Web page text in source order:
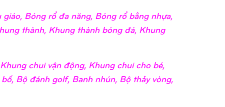
Bóng rổ đa năng, Bóng rổ bằng nhựa,
thành, Khung thành bóng đá, Khung
chui vận động, Khung chui cho bé,
Bộ đánh golf, Banh nhún, Bộ thảy vòng,